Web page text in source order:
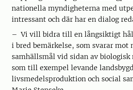
nationella myndigheterna med
intressant och där har en dialog
– Vi vill bidra till en långsiktigt
i bred bemärkelse, som svarar mot
samhällsmål vid sidan av
som till exempel levande
livsmedelsproduktion och social